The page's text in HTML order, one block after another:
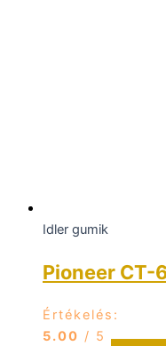
Idler gumik
Pioneer CT-
Értékelés:
5.00 / 5